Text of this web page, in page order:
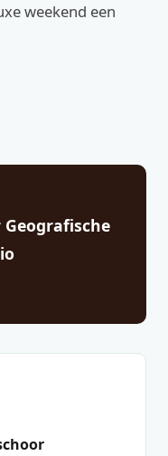
weekend een